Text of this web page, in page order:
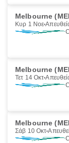
Melbourne
Κυρ 1 Νοε
Melbourne
Τετ 14 Οκτ
Melbourne
Σάβ 10 Οκτ